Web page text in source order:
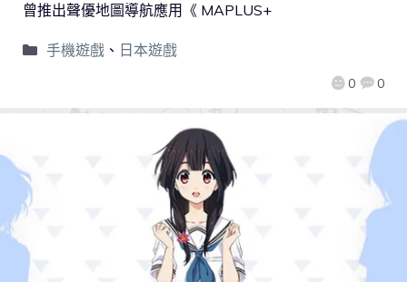
0 0
曾推出聲優地圖導航應用《 MAPLUS+
手機遊戲、 日本遊戲